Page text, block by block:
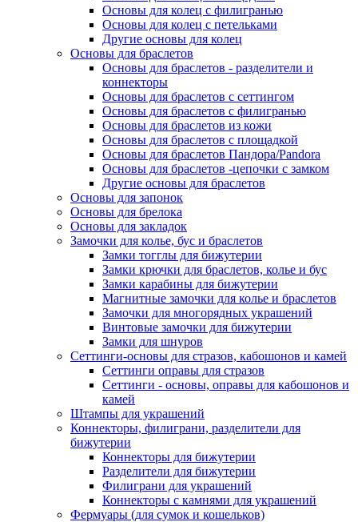
Основы для колец с филигранью
Основы для колец с петельками
Другие основы для колец
Основы для браслетов
Основы для браслетов - разделители и
коннекторы
Основы для браслетов с сеттингом
Основы для браслетов с филигранью
Основы для браслетов из кожи
Основы для браслетов с площадкой
Основы для браслетов Пандора/Pandora
Основы для браслетов -цепочки с замком
Другие основы для браслетов
Основы для запонок
Основы для брелока
Основы для закладок
Замочки для колье, бус и браслетов
Замки тогглы для бижутерии
Замки крючки для браслетов, колье и бус
Замки карабины для бижутерии
Магнитные замочки для колье и браслетов
Замочки для многорядных украшений
Винтовые замочки для бижутерии
Замки для шнуров
Сеттинги-основы для стразов, кабошонов и камей
Сеттинги оправы для стразов
Сеттинги - основы, оправы для кабошонов и
камей
Штампы для украшений
Коннекторы, филиграни, разделители для
бижутерии
Коннекторы для бижутерии
Разделители для бижутерии
Филиграни для украшений
Коннекторы с камнями для украшений
Фермуары (для сумок и кошельков)